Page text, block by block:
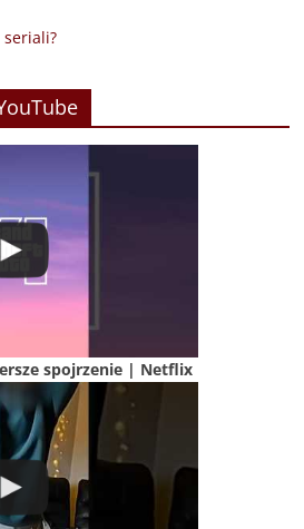
spojrzenie | Netflix